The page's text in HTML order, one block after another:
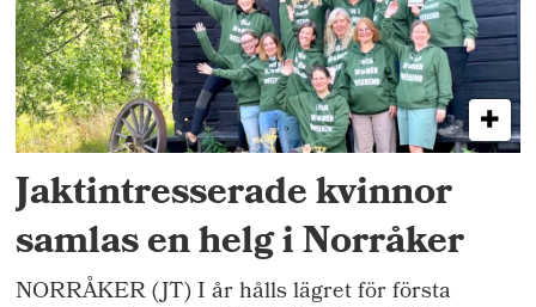
Jaktintresserade kvinnor
samlas en helg i Norråker
NORRÅKER (JT) I år hålls lägret för första